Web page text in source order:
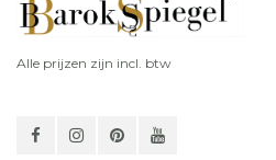
Alle prijzen zijn incl. btw